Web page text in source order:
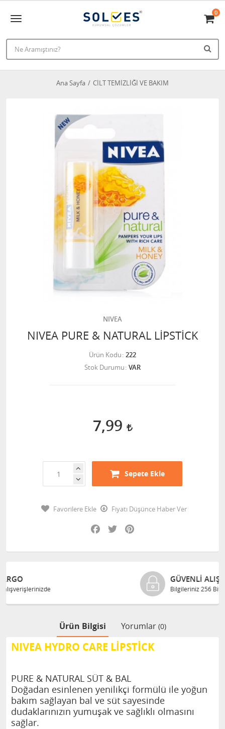
0
Ana Sayfa CİLT TEMİZLİĞİ VE BAKIM
NIVEA
NIVEA PURE & NATURAL LİPSTİCK
Ürün Kodu 222
Stok Durumu VAR
7,99
Sepete Ekle
Favorilere Ekle
Fiyatı Düşünce Haber Ver
Facebook
Twitter
GÜVENLI ALIŞVERIŞ
Bilgileriniz 256 Bit SSL ile güvende
Ürün Bilgisi Yorumlar (0)
NIVEA HYDRO CARE LİPSTİCK
PURE & NATURAL SÜT & BAL
Doğadan esinlenen yenilikçi formülü ile yoğun
bakım sağlayan bal ve süt sayesinde
dudaklarınızın yumuşak ve sağlıklı olmasını
sağlar.